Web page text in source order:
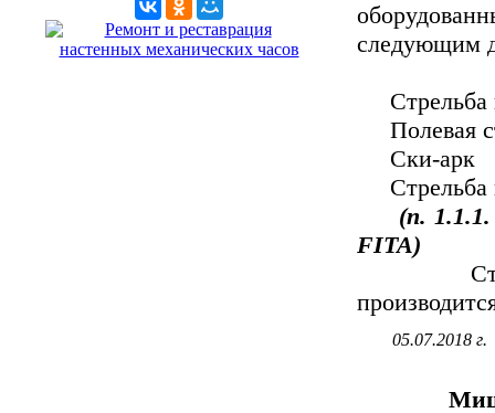
следующим
Стрельба
Полевая
Ски-арк
Стрельба
(п.
FITA)
05.07.2018 г.